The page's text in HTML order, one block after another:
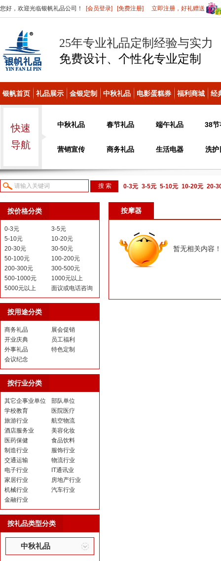
您好，欢迎光临银帆礼品公司！ [会员登录] [免费注册] 立即注册，好礼赠送
25年专业礼品定制经验与实力
免费设计、个性化专业定制
银帆首页 礼品展示 金银定制 中秋礼品 电影蛋糕券 福利商城 经
快速
导航
中秋礼品 春节礼品 端午礼品 38节
营销宣传 商务礼品 生活电器 洗护
0-3元 3-5元 5-10元 10-20元 20-
议或电话咨询
按价格分类
0-3元
3-5元
5-10元
10-20元
20-30元
30-50元
50-100元
100-200元
200-300元
300-500元
500-1000元
1000元以上
5000元以上
面议或电话咨询
按用途分类
商务礼品
展会促销
开业庆典
员工福利
外事礼品
特色定制
会议纪念
按行业分类
其它企事业单位
部队单位
学校教育
医院医疗
旅游行业
航空物流
酒店服务业
美容化妆
医药保健
食品饮料
制造行业
服饰行业
交通运输
物流行业
电子行业
IT通讯业
家居行业
房地产行业
机械行业
汽车行业
金融行业
按礼品类型分类
中秋礼品
按摩器
暂无相关内容！